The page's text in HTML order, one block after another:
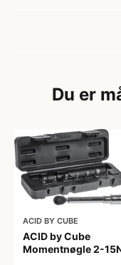
Du er
ACID BY CUBE
ACID by Cube
Momentnøgle 2-